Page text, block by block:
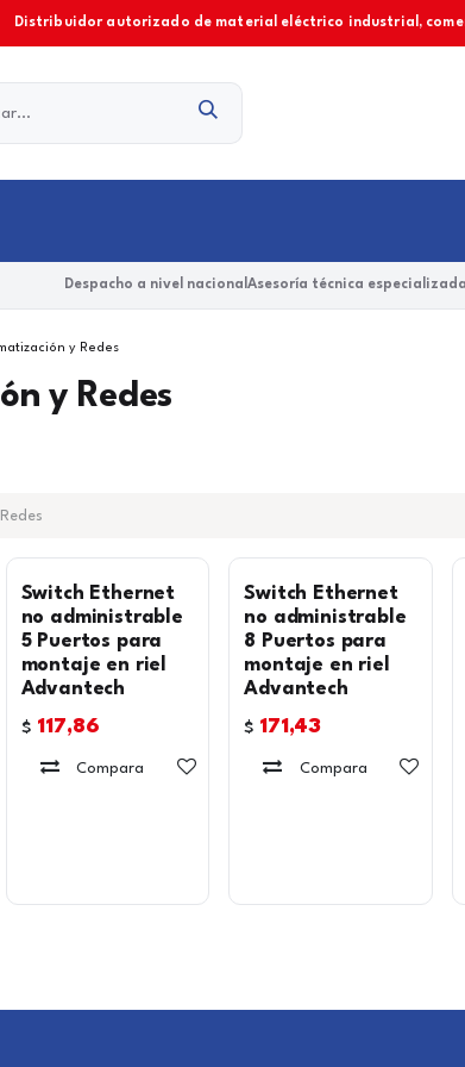
Distribuidor autorizado de material eléctrico industrial,
Despacho a nivel nacional Asesoría técnica especializada
y Redes
y Redes
Switch Ethernet
no administrable
5 Puertos para
montaje en riel
Advantech
$ 117,86
Compara Agregar a la lista de deseos
Switch Ethernet
no administrable
8 Puertos para
montaje en riel
Advantech
$ 171,43
Compara